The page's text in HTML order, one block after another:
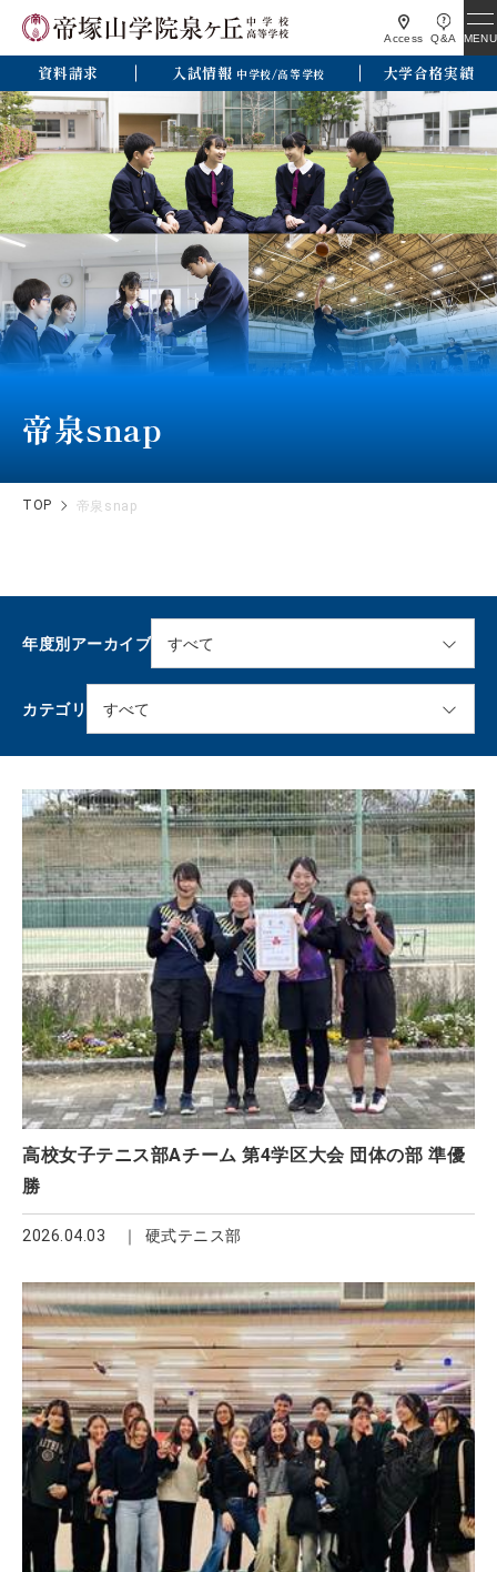
Access Q&A MENU
資料請求 入試情報 中学校/高等学校 大学合格実績
帝泉snap
TOP 帝泉snap
年度別アーカイブ
カテゴリ
高校女子テニス部Aチーム 第4学区大会 団体の部 準優
勝
2026.04.03 硬式テニス部